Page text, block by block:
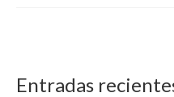
Entradas